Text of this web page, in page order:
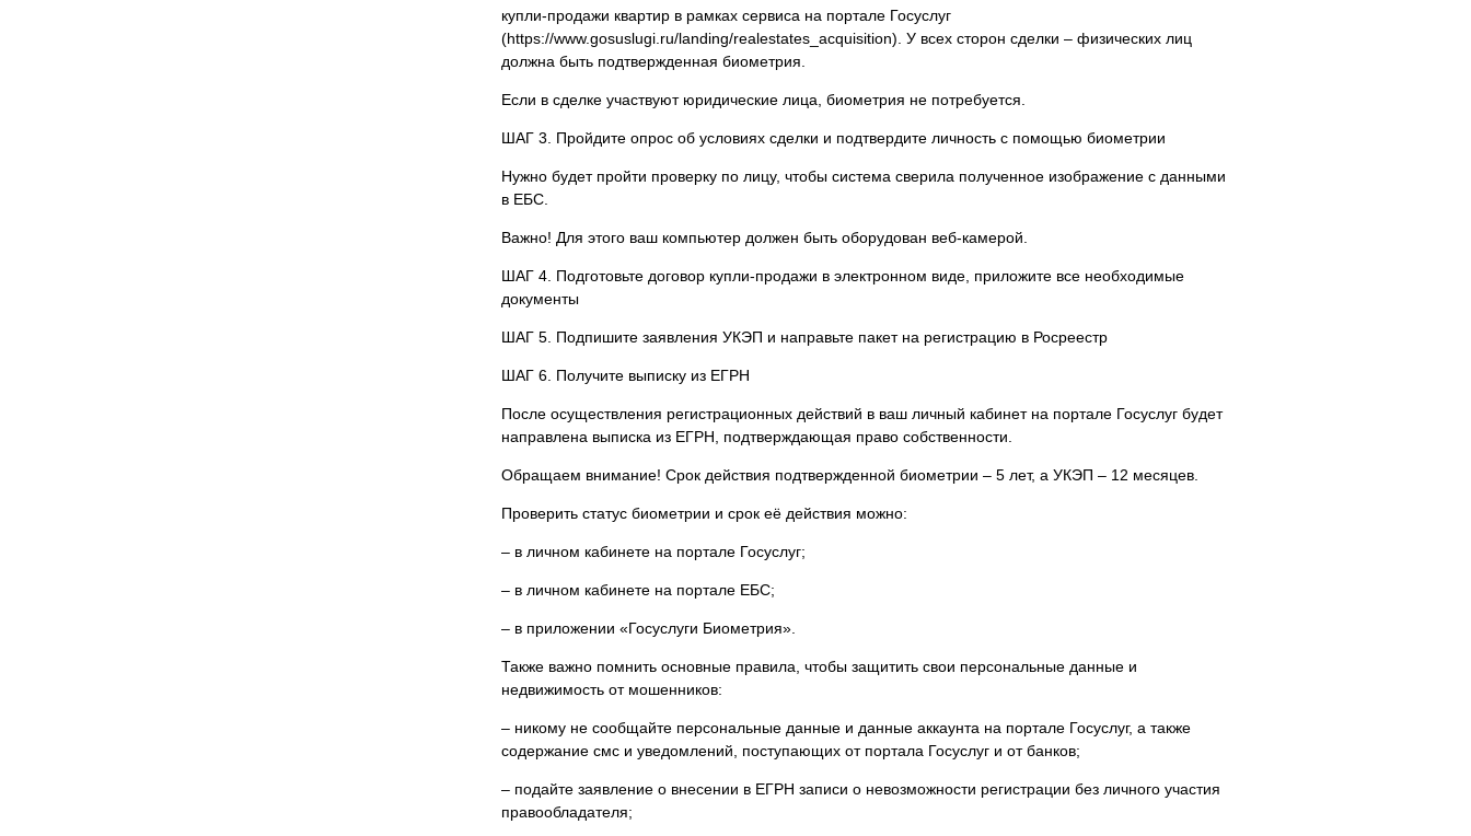
купли-продажи квартир в рамках сервиса на портале Госуслуг
(https://www.gosuslugi.ru/landing/realestates_acquisition). У всех сторон сделки – физических лиц
должна быть подтвержденная биометрия.
Если в сделке участвуют юридические лица, биометрия не потребуется.
ШАГ 3. Пройдите опрос об условиях сделки и подтвердите личность с помощью биометрии
Нужно будет пройти проверку по лицу, чтобы система сверила полученное изображение с данными
в ЕБС.
Важно! Для этого ваш компьютер должен быть оборудован веб-камерой.
ШАГ 4. Подготовьте договор купли-продажи в электронном виде, приложите все необходимые
документы
ШАГ 5. Подпишите заявления УКЭП и направьте пакет на регистрацию в Росреестр
ШАГ 6. Получите выписку из ЕГРН
После осуществления регистрационных действий в ваш личный кабинет на портале Госуслуг будет
направлена выписка из ЕГРН, подтверждающая право собственности.
Обращаем внимание! Срок действия подтвержденной биометрии – 5 лет, а УКЭП – 12 месяцев.
Проверить статус биометрии и срок её действия можно:
– в личном кабинете на портале Госуслуг;
– в личном кабинете на портале ЕБС;
– в приложении «Госуслуги Биометрия».
Также важно помнить основные правила, чтобы защитить свои персональные данные и
недвижимость от мошенников:
– никому не сообщайте персональные данные и данные аккаунта на портале Госуслуг, а также
содержание смс и уведомлений, поступающих от портала Госуслуг и от банков;
– подайте заявление о внесении в ЕГРН записи о невозможности регистрации без личного участия
правообладателя;